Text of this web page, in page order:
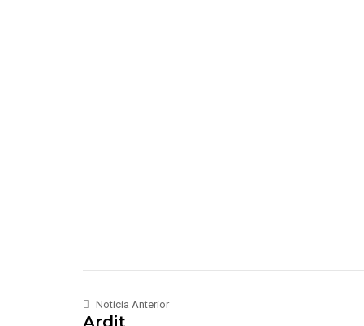
Noticia Anterior
Ardit